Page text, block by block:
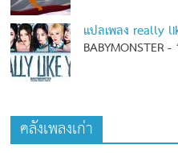
แปลเพลง really
BABYMONSTER
คลังเพลงเก่า